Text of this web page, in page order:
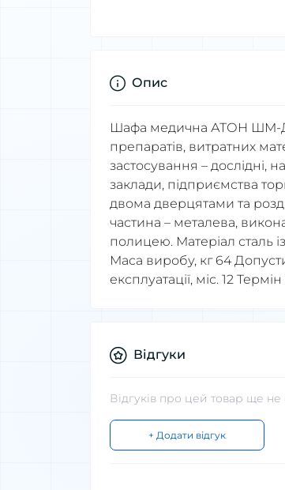
Опис
Шафа медична АТОН ШМ-Д-
препаратів, витратних
застосування – дослідні,
заклади, підприємства
двома дверцятами та
частина – металева,
полицею. Матеріал сталь
Маса виробу, кг 64
експлуатації, міс. 12
Відгуки
Відгуків про цей товар ще не
+ Додати відгук